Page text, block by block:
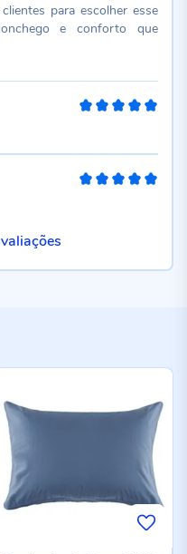
para escolher esse
e conforto que